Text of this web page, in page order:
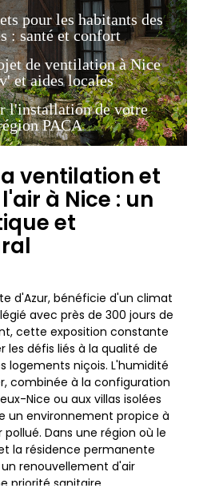
pour les habitants des
: santé et confort
de ventilation à Nice
et aides locales
l'installation de votre
PACA
ventilation et
à Nice : un
et
d'Azur, bénéficie d'un climat
avec près de 300 jours de
cette exposition constante
les défis liés à la qualité de
logements niçois. L'humidité
combinée à la configuration
Nice ou aux villas isolées
un environnement propice à
Dans une région où le
la résidence permanente
renouvellement d'air
priorité sanitaire.